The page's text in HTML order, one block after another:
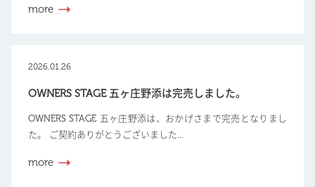
more
2026.01.26
OWNERS STAGE 五ヶ庄野添は完売しました。
OWNERS STAGE 五ヶ庄野添は、おかげさまで完売となりまし
た。 ご契約ありがとうございました...
more